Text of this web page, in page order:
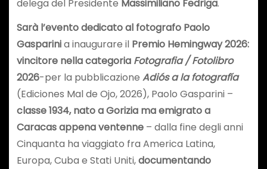
delega del Presidente Massimiliano Fedriga.
Sarà l’evento dedicato al fotografo Paolo
Gasparinia inaugurare ilPremio Hemingway 2026:
vincitore nella categoria Fotografia / Fotolibro
2026-per la pubblicazione Adiós a la fotografía
(Ediciones Mal de Ojo, 2026), Paolo Gasparini –
classe 1934, nato a Gorizia ma emigrato a
Caracas appena ventenne– dalla fine degli anni
Cinquanta ha viaggiato fra America Latina,
Europa, Cuba e Stati Uniti,documentando